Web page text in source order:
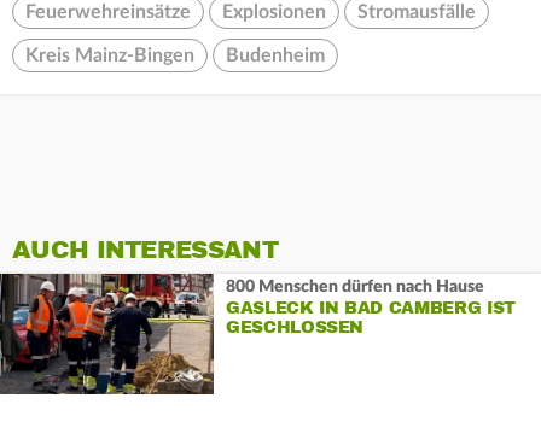
Feuerwehreinsätze Explosionen Stromausfälle
Kreis Mainz-Bingen Budenheim
AUCH INTERESSANT
800 Menschen dürfen nach Hause
GASLECK IN BAD CAMBERG IST
GESCHLOSSEN